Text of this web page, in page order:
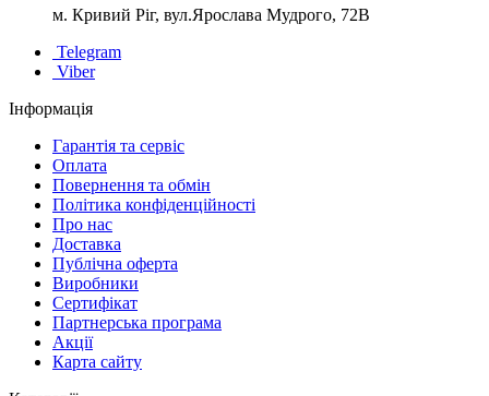
м. Кривий Ріг, вул.Ярослава Мудрого, 72В
Telegram
Viber
Інформація
Гарантія та сервіс
Оплата
Повернення та обмін
Політика конфіденційності
Про нас
Доставка
Публічна оферта
Виробники
Сертифікат
Партнерська програма
Акції
Карта сайту